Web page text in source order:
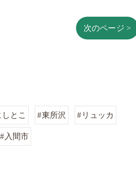
次のページ >
とこ #東所沢 #リュッカ
#入間市